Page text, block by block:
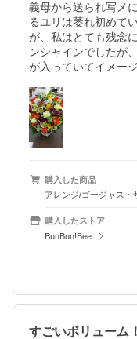
義母から送られ写メ
るユリは萎れ初めて
が、私はとても残念
ンシャインでしたが
が入っていてイメー
購入した商品
アレンジ/ゴージャス・
購入したストア
BunBun!Bee